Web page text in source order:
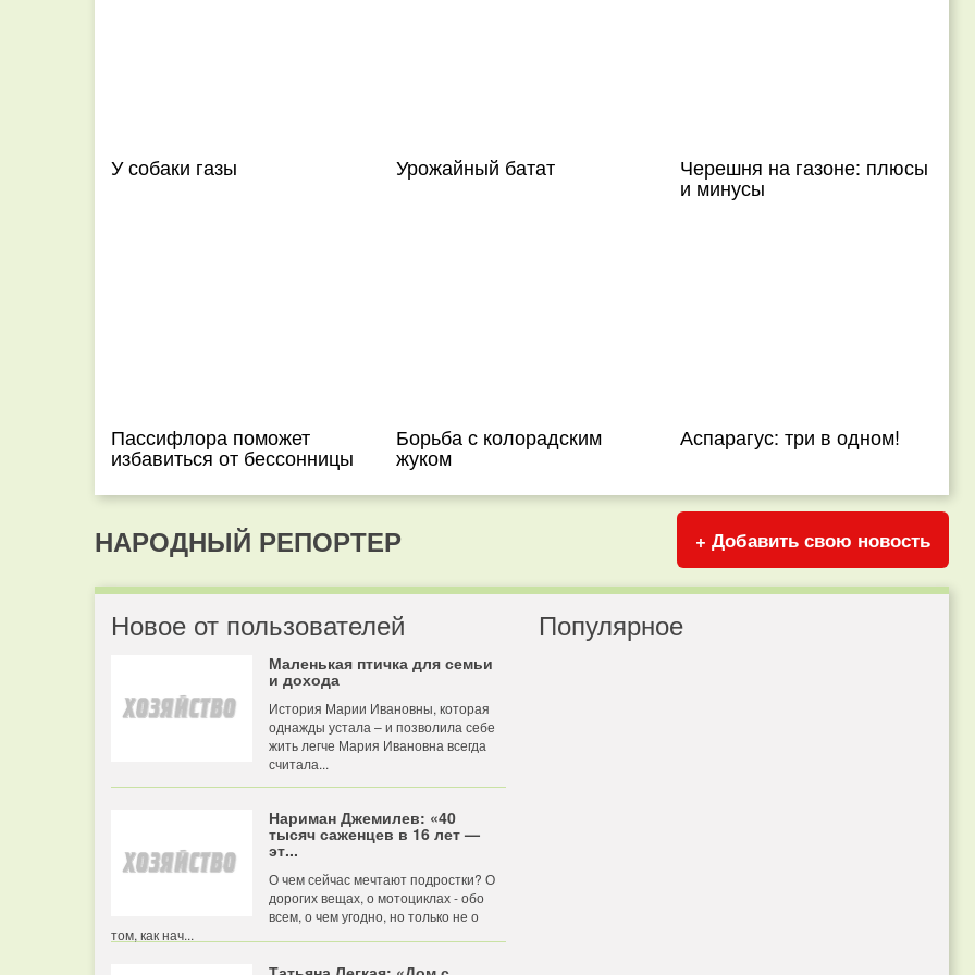
У собаки газы Урожайный батат Черешня на газоне: плюсы
и минусы
Пассифлора поможет
избавиться от бессонницы
Борьба с колорадским
жуком
Аспарагус: три в одном!
НАРОДНЫЙ РЕПОРТЕР + Добавить свою новость
Новое от пользователей
Маленькая птичка для семьи
и дохода
История Марии Ивановны, которая
однажды устала – и позволила себе
жить легче Мария Ивановна всегда
считала...
Нариман Джемилев: «40
тысяч саженцев в 16 лет —
эт...
О чем сейчас мечтают подростки? О
дорогих вещах, о мотоциклах - обо
всем, о чем угодно, но только не о
том, как нач...
Популярное